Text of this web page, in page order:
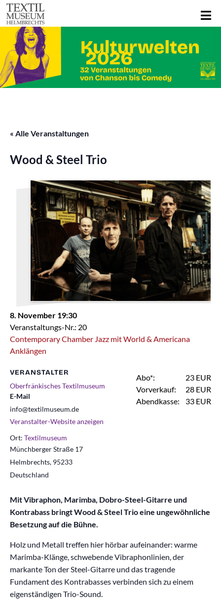
« Alle Veranstaltungen
Wood & Steel Trio
8. November 19:30
Veranstaltungs-Nr.: 20
Contemporary Chamber Jazz mit World & Americana
Anklängen
Ort: Textilmuseum
Münchberger Straße 17
Helmbrechts, 95233
Deutschland
VERANSTALTER
Oberfränkisches Textilmuseum
E-Mail
info@textilmuseum.de
Veranstalter-Website anzeigen
Abo*:
23 EUR
Vorverkauf:
28 EUR
Abendkasse:
33 EUR
Mit Vibraphon, Marimba, Dobro-Steel-Gitarre und
Kontrabass bringt Wood & Steel Trio eine ungewöhnliche
Besetzung auf die Bühne.
Holz und Metall treffen hier hörbar aufeinander: warme
Marimba-Klänge, schwebende Vibraphonlinien, der
markante Ton der Steel-Gitarre und das tragende
Fundament des Kontrabasses verbinden sich zu einem
eigenständigen Trio-Sound.